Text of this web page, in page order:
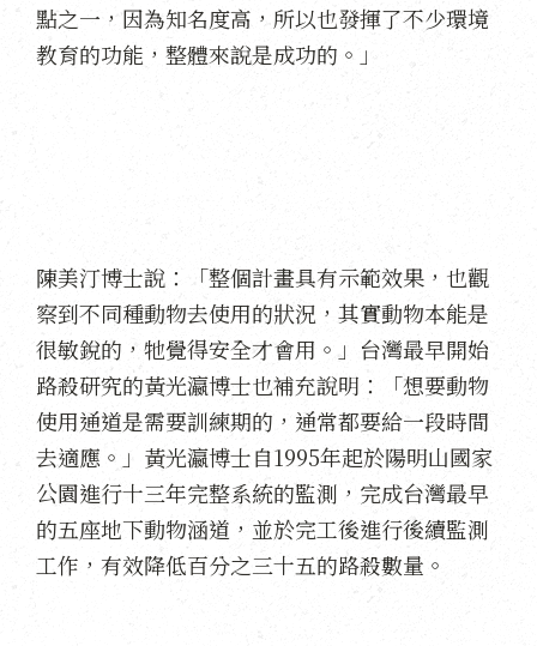
點之一，因為知名度高，所以也發揮了不少環境
教育的功能，整體來說是成功的。」
陳美汀博士說：「整個計畫具有示範效果，也觀
察到不同種動物去使用的狀況，其實動物本能是
很敏銳的，牠覺得安全才會用。」台灣最早開始
路殺研究的黃光瀛博士也補充說明：「想要動物
使用通道是需要訓練期的，通常都要給一段時間
去適應。」黃光瀛博士自1995年起於陽明山國家
公園進行十三年完整系統的監測，完成台灣最早
的五座地下動物涵道，並於完工後進行後續監測
工作，有效降低百分之三十五的路殺數量。